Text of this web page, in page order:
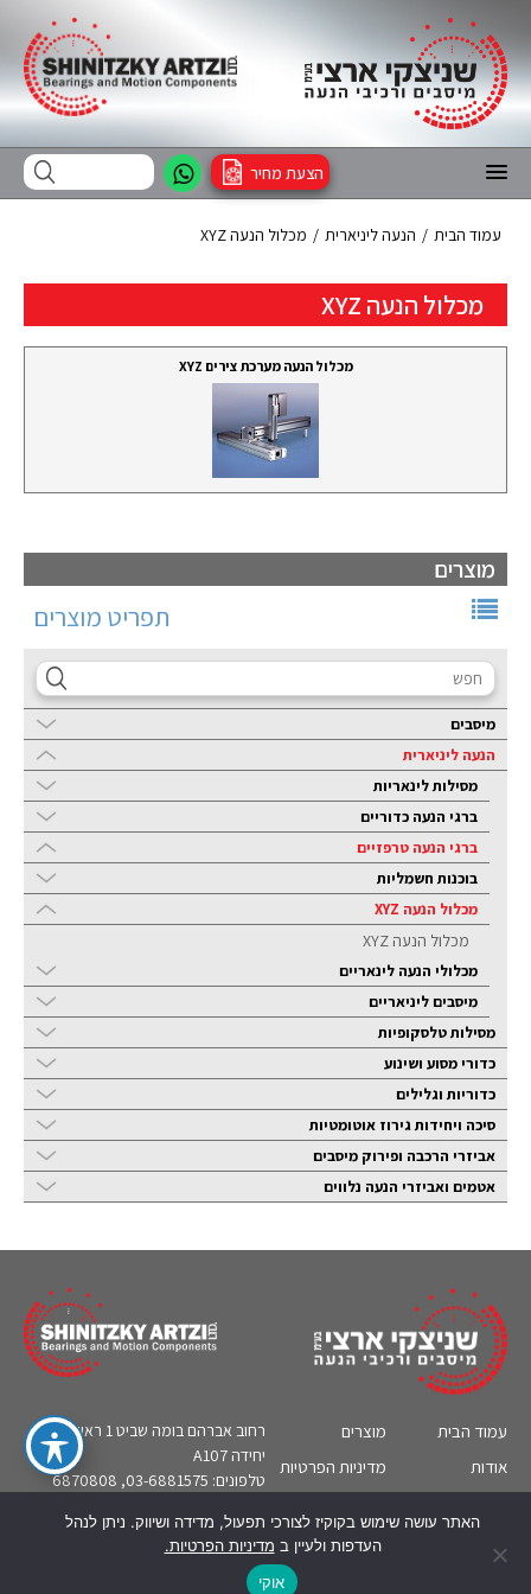
הצעת מחיר
עמוד הבית / הנעה ליניארית / מכלול הנעה XYZ
מוצרים
תפריט מוצרים
מיסבים
הנעה ליניארית
מסילות לינאריות
ברגי הנעה כדוריים
ברגי הנעה טרפזיים
בוכנות חשמליות
מכלול הנעה XYZ
מכלול הנעה XYZ
מכלולי הנעה לינאריים
מיסבים ליניאריים
מסילות טלסקופיות
כדורי מסוע ושינוע
כדוריות וגלילים
סיכה ויחידות גירוז אוטומטיות
אביזרי הרכבה ופירוק מיסבים
אטמים ואביזרי הנעה נלווים
מכלול הנעה XYZ
מכלול הנעה מערכת צירים XYZ
עמוד הבית
מוצרים
אודות
מדיניות הפרטיות
מידע טכני
רחוב אברהם בומה שביט 1 ראשון לציון,
יחידה A107
טלפונים: 03-6881575, 6870808
האתר עושה שימוש בקוקיז לצורכי תפעול, מדידה ושיווק. ניתן לנהל
העדפות ולעיין ב מדיניות הפרטיות.
אוקי